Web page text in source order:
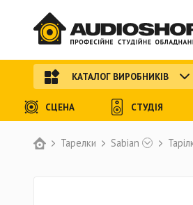
Тарелки Sabian
КАТАЛОГ ВИРОБНИКІВ
СЦЕНА СТУДІЯ